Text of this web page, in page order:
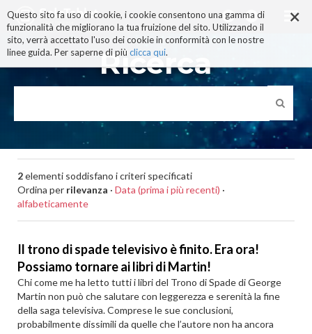
×
Questo sito fa uso di cookie, i cookie consentono una gamma di
funzionalità che migliorano la tua fruizione del sito. Utilizzando il
sito, verrà accettato l'uso dei cookie in conformità con le nostre
linee guida. Per saperne di più clicca qui.
ai
contenuti.
|
alla
navigazione
Ricerca
2elementi soddisfano i criteri specificati
Ordina per rilevanza · Data (prima i più recenti) ·
alfabeticamente
Il trono di spade televisivo è finito. Era ora!
Possiamo tornare ai libri di Martin!
Chi come me ha letto tutti i libri del Trono di Spade di George
Martin non può che salutare con leggerezza e serenità la fine
della saga televisiva. Comprese le sue conclusioni,
probabilmente dissimili da quelle che l’autore non ha ancora